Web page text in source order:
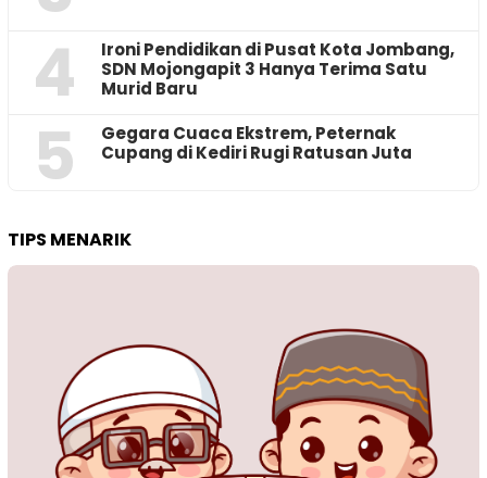
4
Ironi Pendidikan di Pusat Kota Jombang,
SDN Mojongapit 3 Hanya Terima Satu
Murid Baru
5
‎Gegara Cuaca Ekstrem, Peternak
Cupang di Kediri Rugi Ratusan Juta
TIPS MENARIK